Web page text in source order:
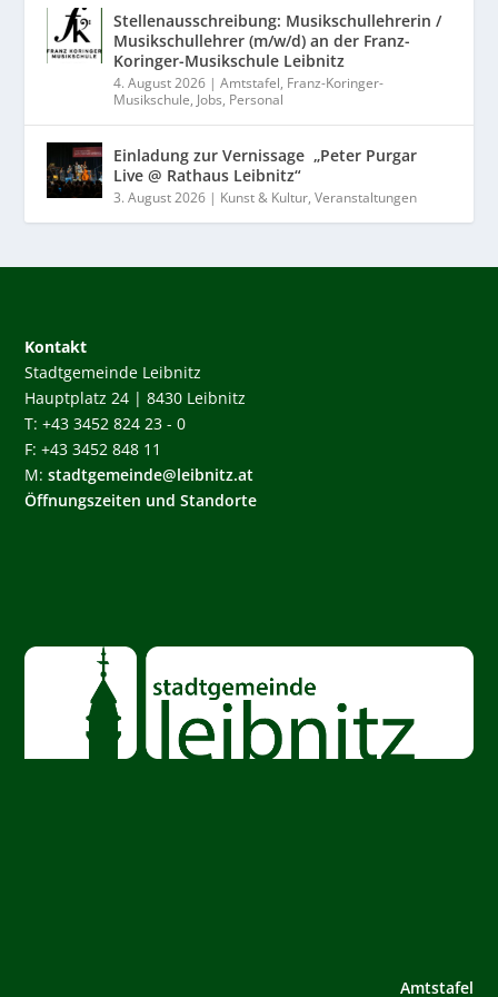
Stellenausschreibung: Musikschullehrerin /
Musikschullehrer (m/w/d) an der Franz-
Koringer-Musikschule Leibnitz
4. August 2026 |Amtstafel, Franz-Koringer-
Musikschule, Jobs, Personal
Einladung zur Vernissage „Peter Purgar
Live @ Rathaus Leibnitz“
3. August 2026 | Kunst & Kultur,Veranstaltungen
Kontakt
Stadtgemeinde Leibnitz
Hauptplatz 24 | 8430 Leibnitz
T: +43 3452 824 23 - 0
F: +43 3452 848 11
M:stadtgemeinde@leibnitz.at
Öffnungszeiten und Standorte
Amtstafel